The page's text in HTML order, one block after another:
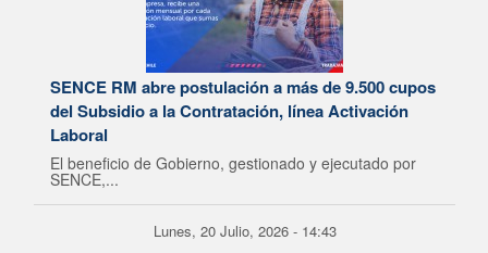
SENCE RM abre postulación a más de 9.500 cupos
del Subsidio a la Contratación, línea Activación
Laboral
El beneficio de Gobierno, gestionado y ejecutado por
SENCE,...
Lunes, 20 Julio, 2026 - 14:43